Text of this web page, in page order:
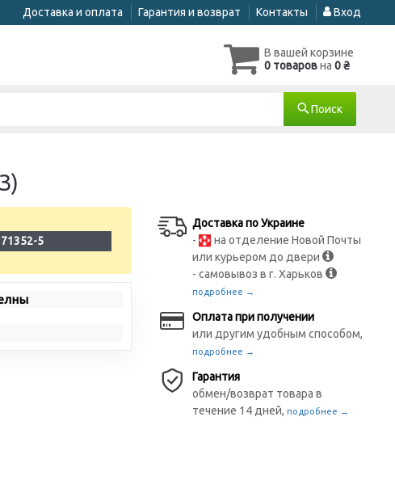
Доставка и оплата Гарантия и возврат Контакты Вход
В вашей корзине
0 товаровна 0 ₴
Поиск
71352-5
Доставка по Украине
-
на отделение Новой Почты
или курьером до двери
- самовывоз в г. Харьков
подробнее →
Оплата при получении
или другим удобным способом,
подробнее →
Гарантия
обмен/возврат товара в
течение 14 дней,подробнее →